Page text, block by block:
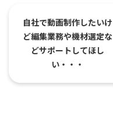
自社で動画制作したいけ
ど編集業務や機材選定な
どサポートしてほし
い・・・